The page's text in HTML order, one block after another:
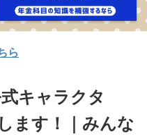
キャラクタ
ます！｜みんな